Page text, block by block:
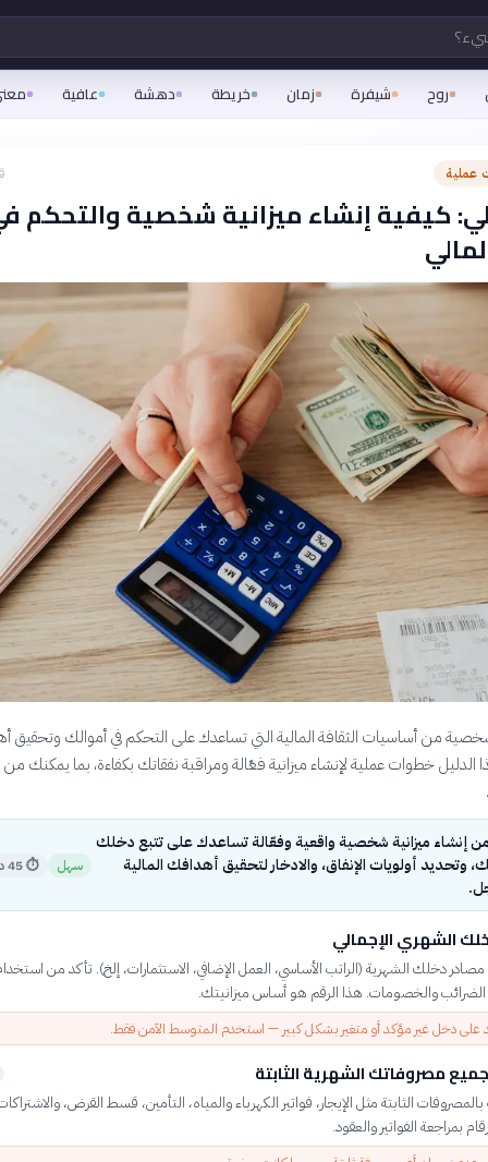
روح شيفرة زمان خريطة دهشة عافية
عملية
كيفية إنشاء ميزانية شخصية والتحكم
الشخصية من أساسيات الثقافة المالية التي تساعدك على التحكم في أموالك وتحقيق
الدليل خطوات عملية لإنشاء ميزانية فعّالة ومراقبة نفقاتك بكفاءة، بما يمكنك من
إنشاء ميزانية شخصية واقعية وفعّالة تساعدك على تتبع دخلك
وتحديد أولويات الإنفاق، والادخار لتحقيق أهدافك المالية
سهل ⏱45 دقيقة
الشهري الإجمالي
دخلك الشهرية (الراتب الأساسي، العمل الإضافي، الاستثمارات، إلخ). تأكد من
الضرائب والخصومات. هذا الرقم هو أساس ميزانيتك.
على دخل غير مؤكد أو متغير بشكل كبير — استخدم المتوسط الآمن فقط.
مصروفاتك الشهرية الثابتة
الثابتة مثل الإيجار، فواتير الكهرباء والمياه، التأمين، قسط القرض،
بمراجعة الفواتير والعقود.